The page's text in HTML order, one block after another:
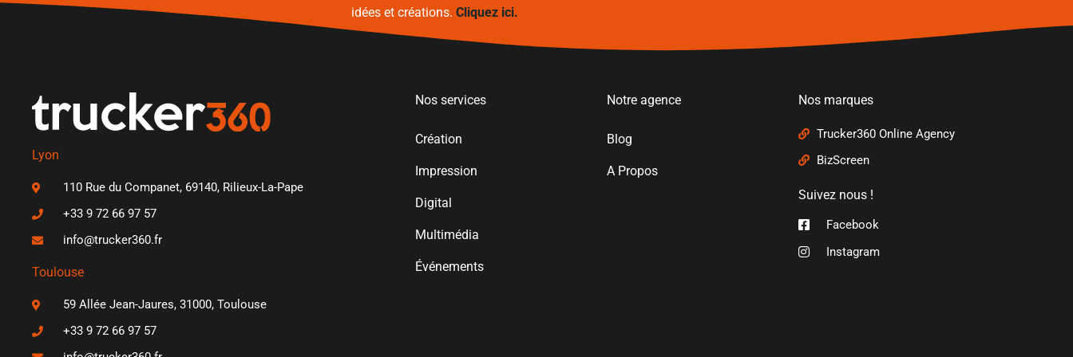
idées et créations. Cliquez ici.
Lyon
110 Rue du Companet, 69140, Rilieux-La-Pape
+33 9 72 66 97 57
info@trucker360.fr
Toulouse
59 Allée Jean-Jaures, 31000, Toulouse
+33 9 72 66 97 57
Nos services
Création
Impression
Digital
Multimédia
Événements
Notre agence
Blog
A Propos
Nos marques
Trucker360 Online Agency
BizScreen
Suivez nous !
Facebook
Instagram